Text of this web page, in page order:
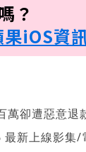
？
果iOS資
萬卻遭惡意
新上線影集/